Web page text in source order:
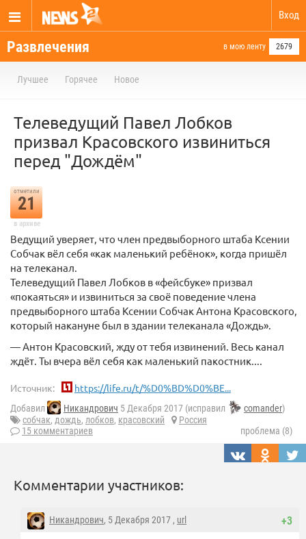
Вход
Развлечения в мою ленту 2679
Лучшее Горячее Новое
Телеведущий Павел Лобков
призвал Красовского извиниться
перед "Дождём"
отметили
21
в архиве
Ведущий уверяет, что член предвыборного штаба Ксении
Собчак вёл себя «как маленький ребёнок», когда пришёл
на телеканал.
Телеведущий Павел Лобков в «фейсбуке» призвал
«покаяться» и извиниться за своё поведение члена
предвыборного штаба Ксении Собчак Антона Красовского,
который накануне был в здании телеканала «Дождь».
— Антон Красовский, жду от тебя извинений. Весь канал
ждёт. Ты вчера вёл себя как маленький пакостник....
Источник: https://life.ru/t/%D0%BD%D0%BE...
Добавил Никандрович 5 Декабря 2017 (исправил comander)
собчак, дождь, лобков, красовский
Россия
15 комментариев
проблема (8)
Комментарии участников:
+3
Никандрович, 5 Декабря 2017 , url